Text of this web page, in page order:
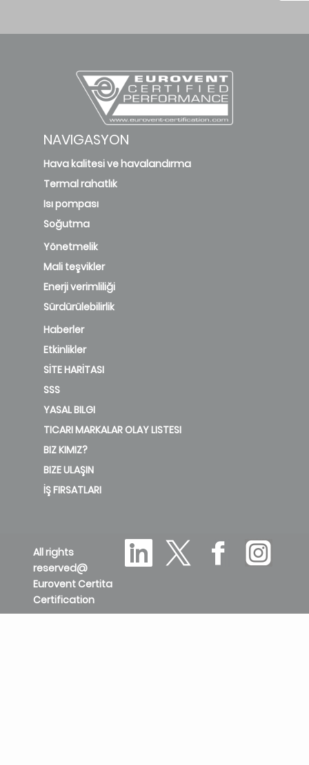
NAVIGASYON
Hava kalitesi ve havalandırma
Termal rahatlık
Isı pompası
Soğutma
Yönetmelik
Mali teşvikler
Enerji verimliliği
Sürdürülebilirlik
Haberler
Etkinlikler
SİTE HARİTASI
SSS
YASAL BILGI
TICARI MARKALAR OLAY LISTESI
BIZ KIMIZ?
BIZE ULAŞIN
İŞ FIRSATLARI
All rights
reserved@
Eurovent Certita
Certification